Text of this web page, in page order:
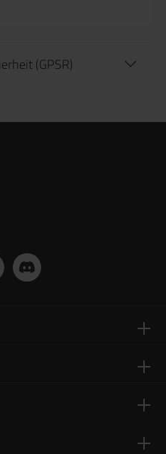
(GPSR)